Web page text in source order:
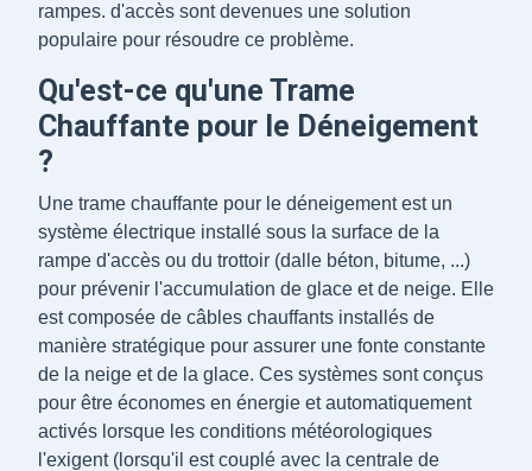
rampes. d'accès sont devenues une solution
populaire pour résoudre ce problème.
Qu'est-ce qu'une Trame
Chauffante pour le Déneigement
?
Une trame chauffante pour le déneigement est un
système électrique installé sous la surface de la
rampe d'accès ou du trottoir (dalle béton, bitume, ...)
pour prévenir l'accumulation de glace et de neige. Elle
est composée de câbles chauffants installés de
manière stratégique pour assurer une fonte constante
de la neige et de la glace. Ces systèmes sont conçus
pour être économes en énergie et automatiquement
activés lorsque les conditions météorologiques
l'exigent (lorsqu'il est couplé avec la centrale de